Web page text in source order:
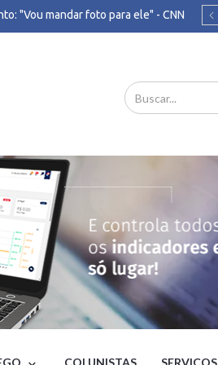
"Vou mandar foto para ele" - CNN
para a Presidência, com Alckmin
sem luz no RS - Correio Braziliense
da escala 6x1 que o senador tenta
apoio a projeto social de jiu-jitsu no
de ventos - CNN Brasil
de extremos climáticos - O
em chapas competitivas - CNN
pitbull enfrenta onça-parda
embaixador no Brasil - Poder360